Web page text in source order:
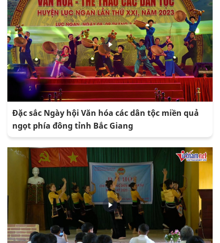
Đặc sắc Ngày hội Văn hóa các dân tộc miền quả
ngọt phía đông tỉnh Bắc Giang